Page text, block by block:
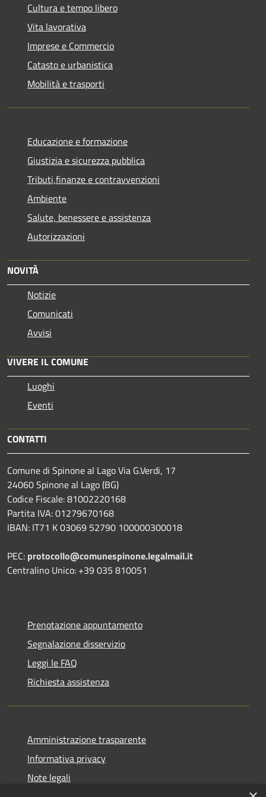
Cultura e tempo libero
Vita lavorativa
Imprese e Commercio
Catasto e urbanistica
Mobilità e trasporti
Educazione e formazione
Giustizia e sicurezza pubblica
Tributi,finanze e contravvenzioni
Ambiente
Salute, benessere e assistenza
Autorizzazioni
NOVITÀ
Notizie
Comunicati
Avvisi
VIVERE IL COMUNE
Luoghi
Eventi
CONTATTI
Comune di Spinone al Lago Via G.Verdi, 17
24060 Spinone al Lago (BG)
Codice Fiscale: 81002220168
Partita IVA: 01279670168
IBAN: IT71 K 03069 52790 100000300018
PEC: protocollo@comunespinone.legalmail.it
Centralino Unico: +39 035 810051
Prenotazione appuntamento
Segnalazione disservizio
Leggi le FAQ
Richiesta assistenza
Amministrazione trasparente
Informativa privacy
Note legali